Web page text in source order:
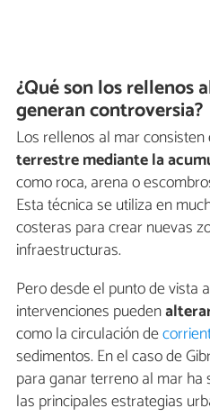
¿Qué son los rellenos
generan controversia?
Los rellenos al mar consisten
terrestre mediante la
como roca, arena o
Esta técnica se utiliza en
costeras para crear nuevas
infraestructuras.
Pero desde el punto de vista
intervenciones pueden
como la circulación de
sedimentos. En el caso de
para ganar terreno al mar
las principales estrategias